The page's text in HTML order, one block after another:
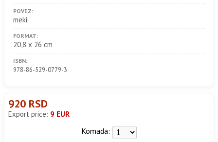
POVEZ:
meki
FORMAT:
20,8 x 26 cm
ISBN:
978-86-529-0779-3
920 RSD
Export price: 9 EUR
Komada: